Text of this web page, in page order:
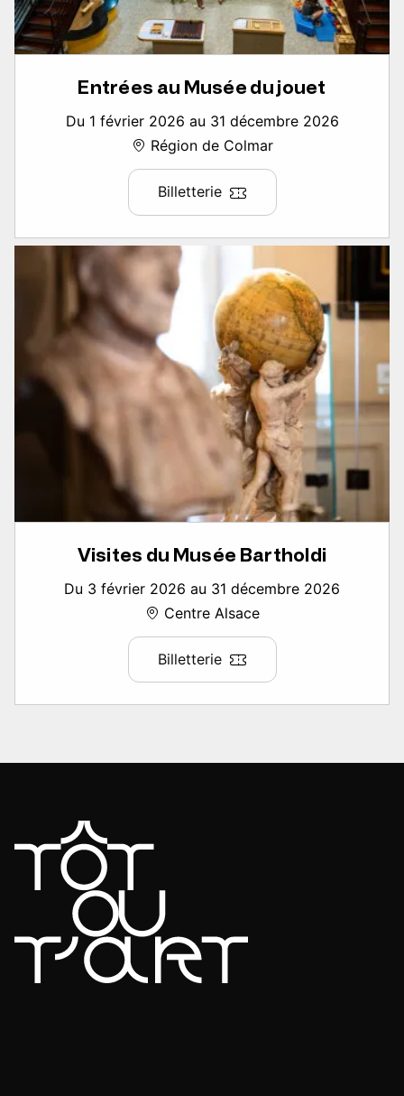
Entrées au Musée du jouet
Du 1 février 2026 au 31 décembre 2026
Région de Colmar
Billetterie
Visites du Musée Bartholdi
Du 3 février 2026 au 31 décembre 2026
Centre Alsace
Billetterie